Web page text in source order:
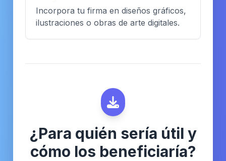
Incorpora tu firma en diseños gráficos,
ilustraciones o obras de arte digitales.
¿Para quién sería útil y
cómo los beneficiaría?